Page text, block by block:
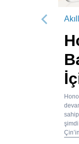
Önceki